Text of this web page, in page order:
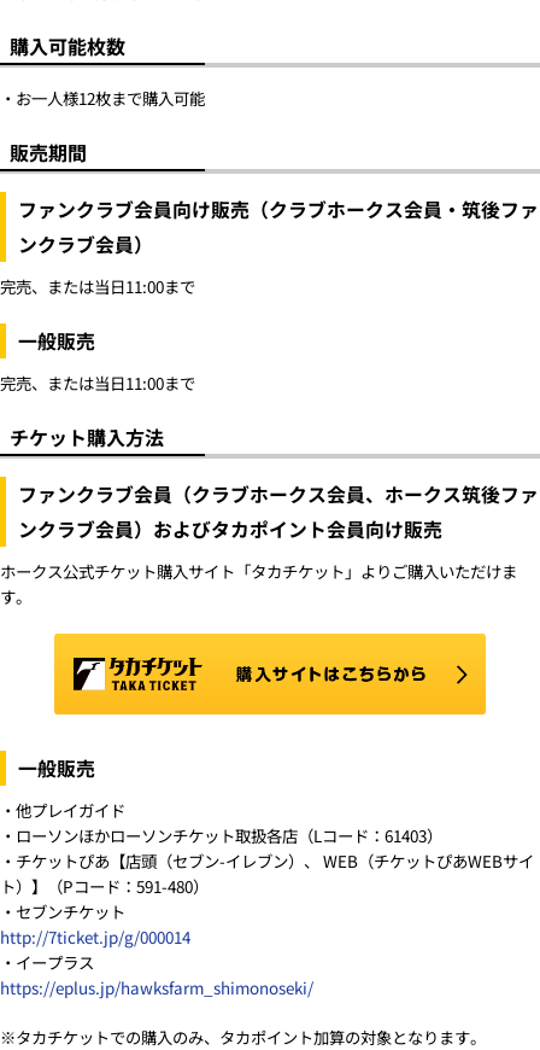
購入可能枚数
・お一人様12枚まで購入可能
販売期間
ファンクラブ会員向け販売（クラブホークス会員・筑後ファ
ンクラブ会員）
完売、または当日11:00まで
一般販売
完売、または当日11:00まで
チケット購入方法
ファンクラブ会員（クラブホークス会員、ホークス筑後ファ
ンクラブ会員）およびタカポイント会員向け販売
ホークス公式チケット購入サイト「タカチケット」よりご購入いただけま
す。
一般販売
・他プレイガイド
・ローソンほかローソンチケット取扱各店（Lコード：61403）
・チケットぴあ【店頭（セブン-イレブン）、 WEB（チケットぴあWEBサイ
ト）】（Pコード：591-480）
・セブンチケット
http://7ticket.jp/g/000014
・イープラス
https://eplus.jp/hawksfarm_shimonoseki/
※タカチケットでの購入のみ、タカポイント加算の対象となります。